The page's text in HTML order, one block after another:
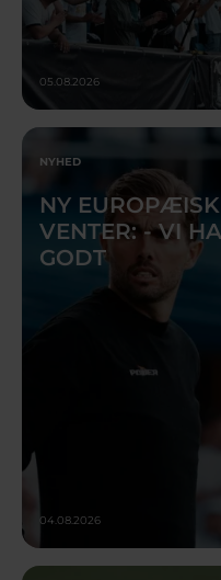
05.08.2026
NYHED
NY
VENTER: - VI
GODT
04.08.2026